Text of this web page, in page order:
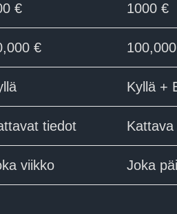
€ 1000 €
€
Kyllä +
tiedot
viikko Joka